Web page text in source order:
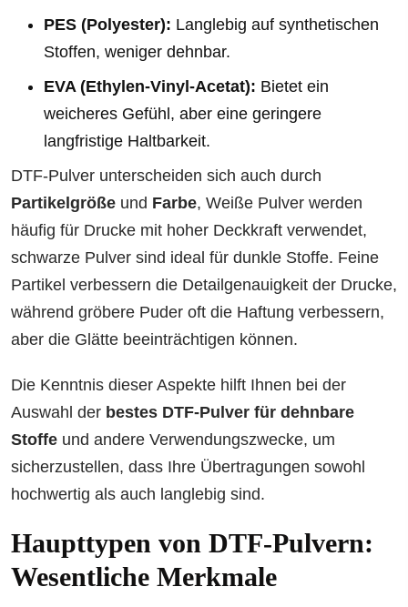
PES (Polyester): Langlebig auf synthetischen
Stoffen, weniger dehnbar.
EVA (Ethylen-Vinyl-Acetat): Bietet ein
weicheres Gefühl, aber eine geringere
langfristige Haltbarkeit.
DTF-Pulver unterscheiden sich auch durch
Partikelgröße und Farbe, Weiße Pulver werden
häufig für Drucke mit hoher Deckkraft verwendet,
schwarze Pulver sind ideal für dunkle Stoffe. Feine
Partikel verbessern die Detailgenauigkeit der Drucke,
während gröbere Puder oft die Haftung verbessern,
aber die Glätte beeinträchtigen können.
Die Kenntnis dieser Aspekte hilft Ihnen bei der
Auswahl der bestes DTF-Pulver für dehnbare
Stoffe und andere Verwendungszwecke, um
sicherzustellen, dass Ihre Übertragungen sowohl
hochwertig als auch langlebig sind.
Haupttypen von DTF-Pulvern:
Wesentliche Merkmale